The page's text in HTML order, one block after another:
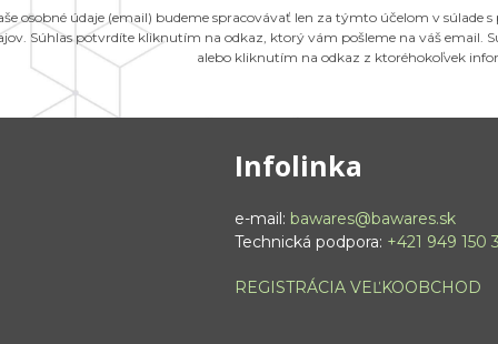
osobné údaje (email) budeme spracovávať len za týmto účelom v súlade
Súhlas potvrdíte kliknutím na odkaz, ktorý vám pošleme na váš email.
alebo kliknutím na odkaz z ktoréhokoľvek
Infolinka
e-mail: bawares@bawares.sk
Technická podpora: +421 949 150
REGISTRÁCIA VEĽKOOBCHOD